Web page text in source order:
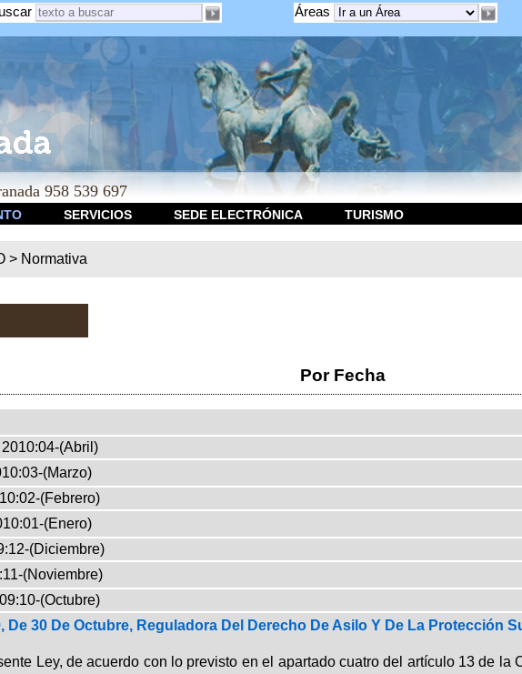
Áreas
958 539 697
SERVICIOS SEDE ELECTRÓNICA TURISMO
> Normativa
Por Fecha
2010:04-(Abril)
(Marzo)
(Febrero)
(Enero)
(Diciembre)
(Noviembre)
(Octubre)
De 30 De Octubre, Reguladora Del Derecho De Asilo Y De La Protección
Ley, de acuerdo con lo previsto en el apartado cuatro del artículo 13 de la